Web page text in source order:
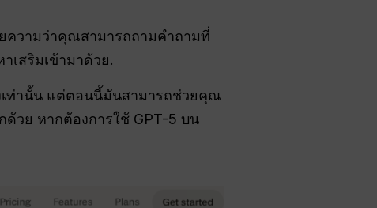
ความว่าคุณสามารถถามคำถามที่
เสริมเข้ามาด้วย.
เท่านั้น แต่ตอนนี้มันสามารถช่วยคุณ
ด้วย หากต้องการใช้ GPT-5 บน